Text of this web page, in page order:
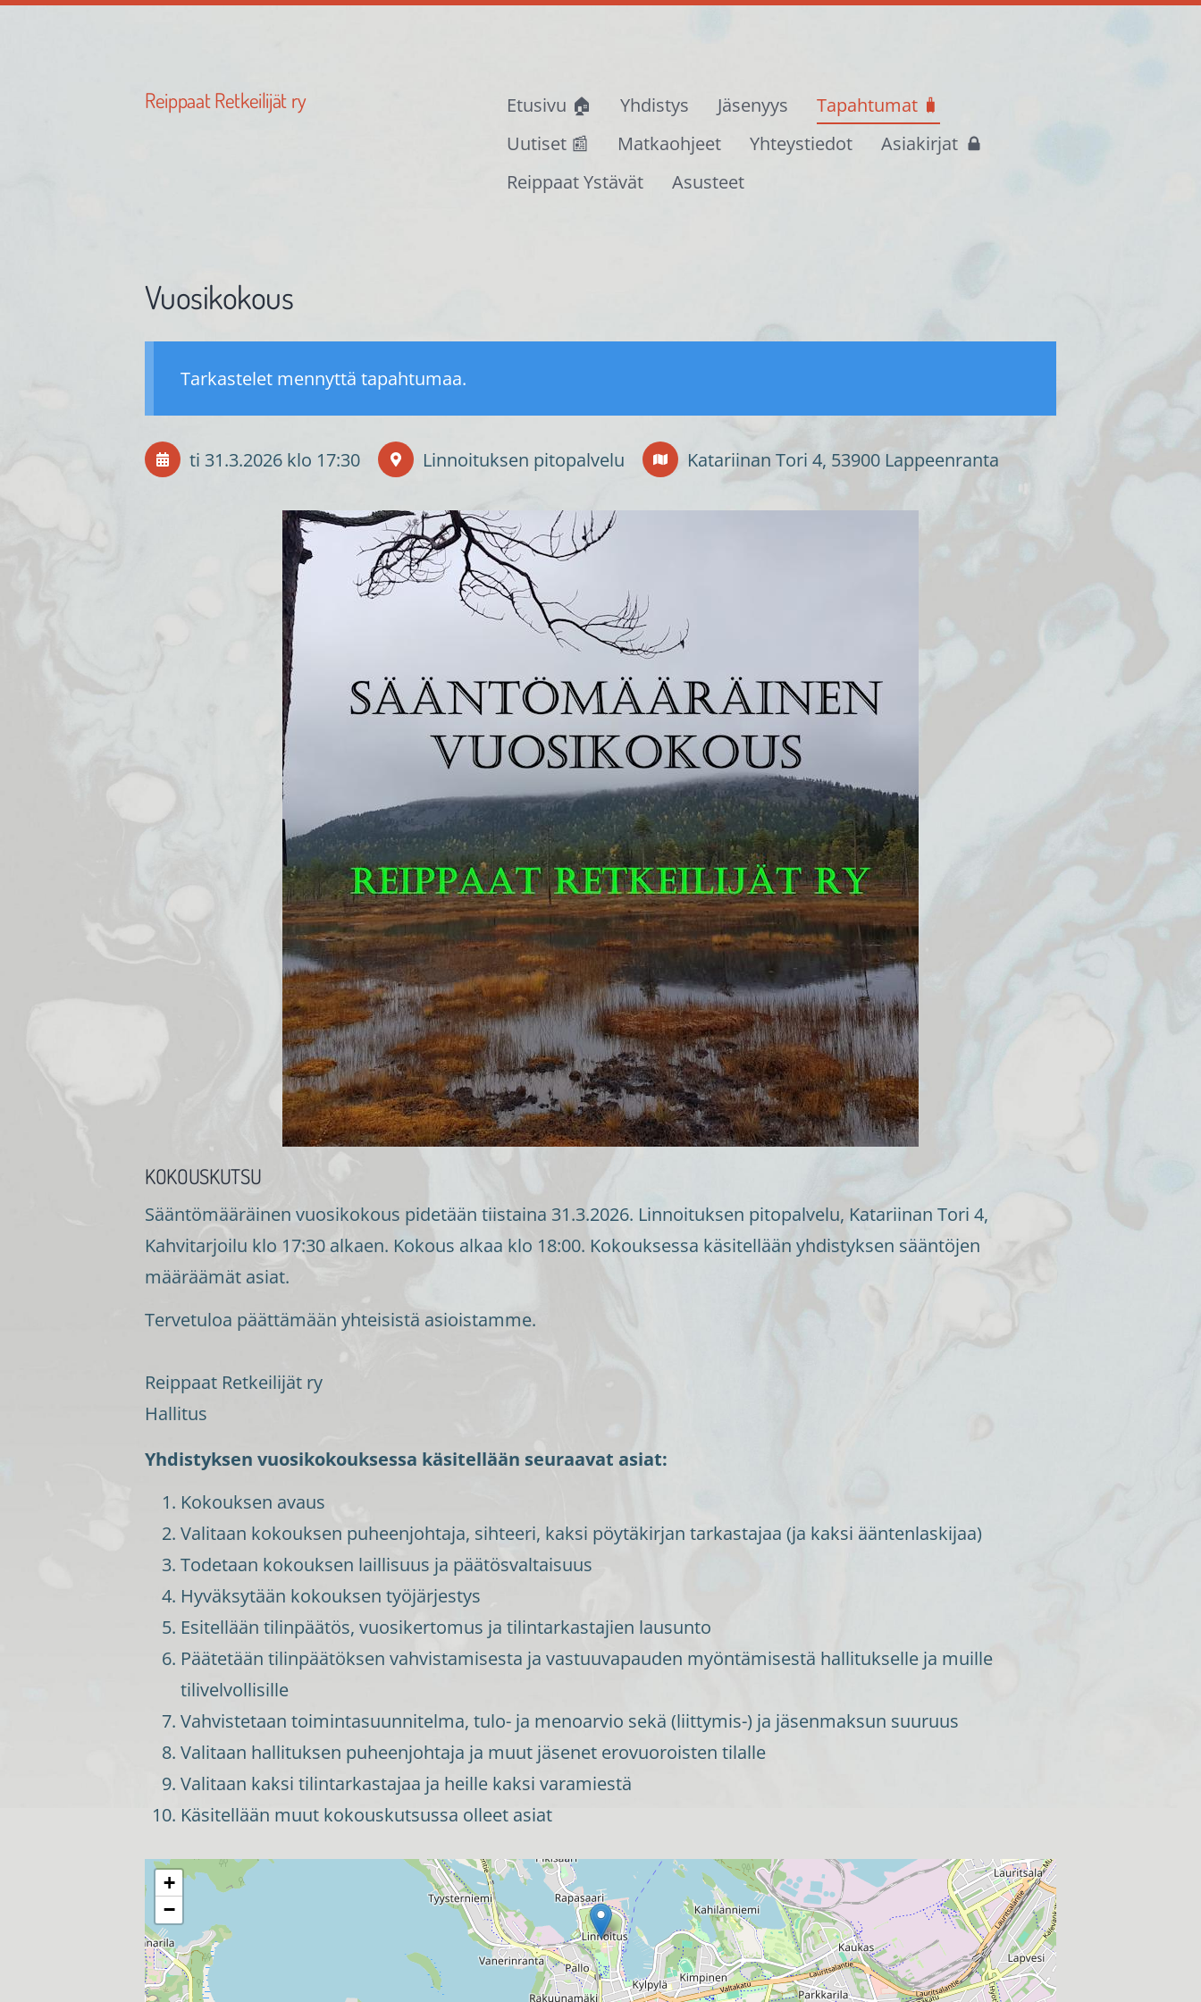
Reippaat Retkeilijät ry Etusivu 🏠 Yhdistys Jäsenyys
Tapahtumat 🧳
Uutiset 📰
Matkaohjeet Yhteystiedot
Asiakirjat
Reippaat Ystävät
Asusteet
Vuosikokous
Tarkastelet mennyttä tapahtumaa.
ti 31.3.2026 klo 17:30 Linnoituksen pitopalvelu Katariinan Tori 4, 53900 Lappeenranta
KOKOUSKUTSU
Sääntömääräinen vuosikokous pidetään tiistaina 31.3.2026. Linnoituksen pitopalvelu, Katariinan Tori 4,
Kahvitarjoilu klo 17:30 alkaen. Kokous alkaa klo 18:00. Kokouksessa käsitellään yhdistyksen sääntöjen
määräämät asiat.
Tervetuloa päättämään yhteisistä asioistamme.
Reippaat Retkeilijät ry
Hallitus
Yhdistyksen vuosikokouksessa käsitellään seuraavat asiat:
Kokouksen avaus
Valitaan kokouksen puheenjohtaja, sihteeri, kaksi pöytäkirjan tarkastajaa (ja kaksi ääntenlaskijaa)
Todetaan kokouksen laillisuus ja päätösvaltaisuus
Hyväksytään kokouksen työjärjestys
Esitellään tilinpäätös, vuosikertomus ja tilintarkastajien lausunto
Päätetään tilinpäätöksen vahvistamisesta ja vastuuvapauden myöntämisestä hallitukselle ja muille
tilivelvollisille
Vahvistetaan toimintasuunnitelma, tulo- ja menoarvio sekä (liittymis-) ja jäsenmaksun suuruus
Valitaan hallituksen puheenjohtaja ja muut jäsenet erovuoroisten tilalle
Valitaan kaksi tilintarkastajaa ja heille kaksi varamiestä
Käsitellään muut kokouskutsussa olleet asiat
+
−